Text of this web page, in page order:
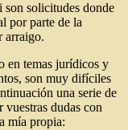
solicitudes donde
por parte de la
arraigo.
en temas jurídicos y
son muy difíciles
una serie de
vuestras dudas con
mía propia: